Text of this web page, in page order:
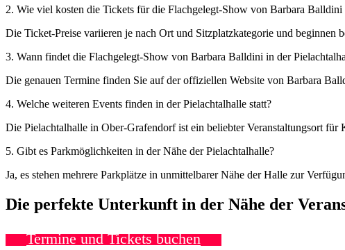
2. Wie viel kosten die Tickets für die Flachgelegt-Show von Barbara Balldini
Die Ticket-Preise variieren je nach Ort und Sitzplatzkategorie und beginnen
3. Wann findet die Flachgelegt-Show von Barbara Balldini in der
Die genauen Termine finden Sie auf der offiziellen Website von Barbara
4. Welche weiteren Events finden in der Pielachtalhalle statt?
Die Pielachtalhalle in Ober-Grafendorf ist ein beliebter Veranstaltungsort für
5. Gibt es Parkmöglichkeiten in der Nähe der Pielachtalhalle?
Ja, es stehen mehrere Parkplätze in unmittelbarer Nähe der Halle zur
Die perfekte Unterkunft in der Nähe der
Termine und Tickets buchen